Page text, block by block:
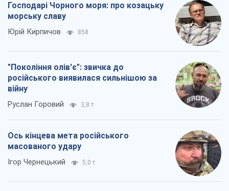
Господарі Чорного моря: про козацьку
морську славу
Юрій Кирпичов 858
"Покоління олів'є": звичка до
російського виявилася сильнішою за
війну
Руслан Горовий 3,8 т.
Ось кінцева мета російського
масованого удару
Ігор Чернецький 5,0 т.